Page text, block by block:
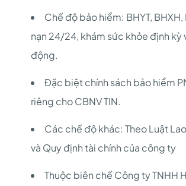
Chế độ bảo hiểm: BHYT, BHXH,
nạn 24/24, khám sức khỏe định kỳ
động.
Đặc biệt chính sách bảo hiểm
riêng cho CBNV TIN.
Các chế độ khác: Theo Luật
và Quy định tài chính của công ty
Thuộc biên chế Công ty TNHH